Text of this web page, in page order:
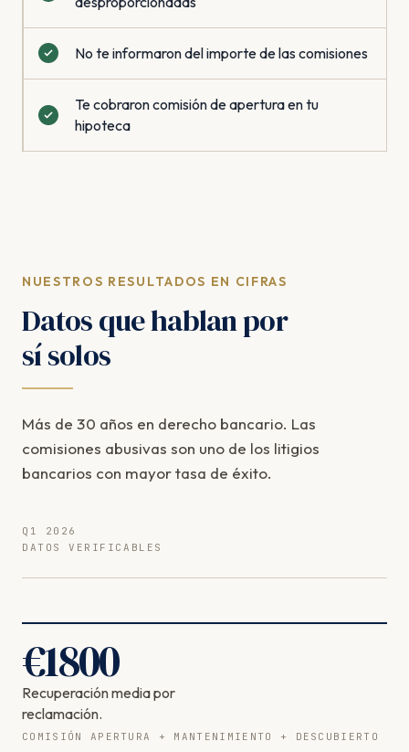
No te informaron del importe de las comisiones
Te cobraron comisión de apertura en tu
hipoteca
NUESTROS RESULTADOS EN CIFRAS
Datos que hablan por
sí solos
Más de 30 años en derecho bancario. Las
comisiones abusivas son uno de los litigios
bancarios con mayor tasa de éxito.
Q1 2026
DATOS VERIFICABLES
€1800
Recuperación media por
reclamación.
COMISIÓN APERTURA + MANTENIMIENTO + DESCUBIERTO